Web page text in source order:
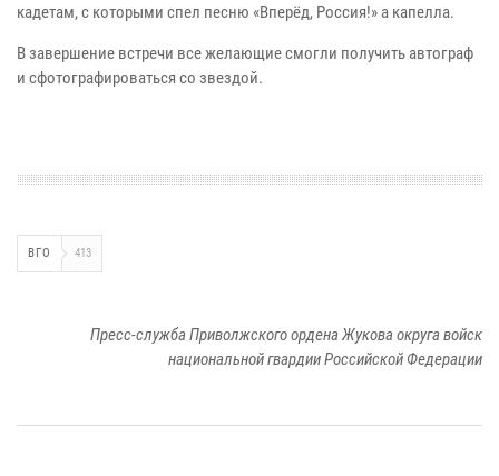
кадетам, с которыми спел песню «Вперёд, Россия!» а капелла.
В завершение встречи все желающие смогли получить автограф
и сфотографироваться со звездой.
ВГО 413
Пресс-служба Приволжского ордена Жукова округа войск
национальной гвардии Российской Федерации